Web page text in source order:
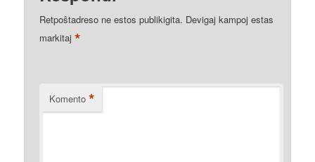
Retpoŝtadreso ne estos publikigita. Devigaj kampoj estas
markitaj*
Komento *